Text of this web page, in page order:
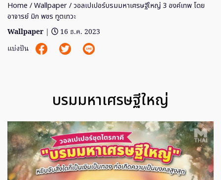
Home /Wallpaper/ วอลเปเปอร์บรมมหาเศรษฐีใหญ่ 3 องค์เทพ โดย
อาจารย์ มิก พชร ทูตเทวะ
Wallpaper |
16 ธ.ค. 2023
แบ่งปัน
บรมมหาเศรษฐีใหญ่